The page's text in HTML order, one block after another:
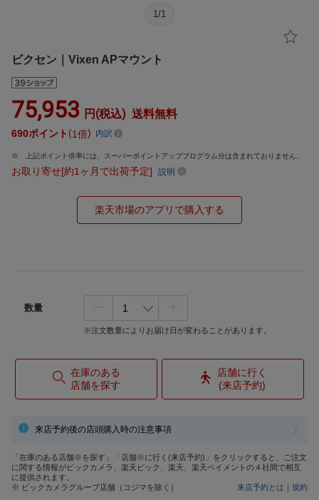
1 /1
ビクセン｜Vixen APマウント
75,953 円(税込) 送料無料
690ポイント 1倍 内訳
上記ポイント倍率には、スーパーポイントアッププログラム分は含まれておりません。
お取り寄せ[約1ヶ月で出荷予定] 説明
楽天市場のアプリで購入する
数量
※注文数量によりお届け日が変わることがあります。
在庫のある
店舗を探す
店舗に行く
(来店予約)
来店予約後の店頭購入時の注意事項
「在庫のある店舗※を探す」「店舗※に行く(来店予約)」をクリックすると、ご注文
に関する情報がビックカメラ、楽天ビック、楽天、楽天ペイメントの４社間で相互
に提供されます。
※ ビックカメラグループ店舗（コジマを除く）
来店予約とは ｜ 規約